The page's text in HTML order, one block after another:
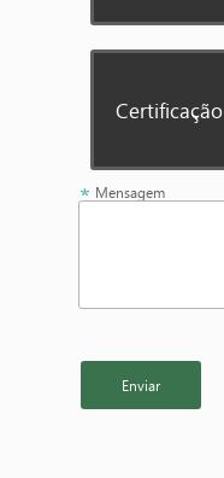
Certificação
Mensagem